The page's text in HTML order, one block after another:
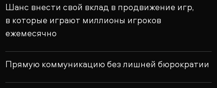
Шанс внести свой вклад в продвижение игр,
в которые играют миллионы игроков
ежемесячно
Прямую коммуникацию без лишней бюрократии